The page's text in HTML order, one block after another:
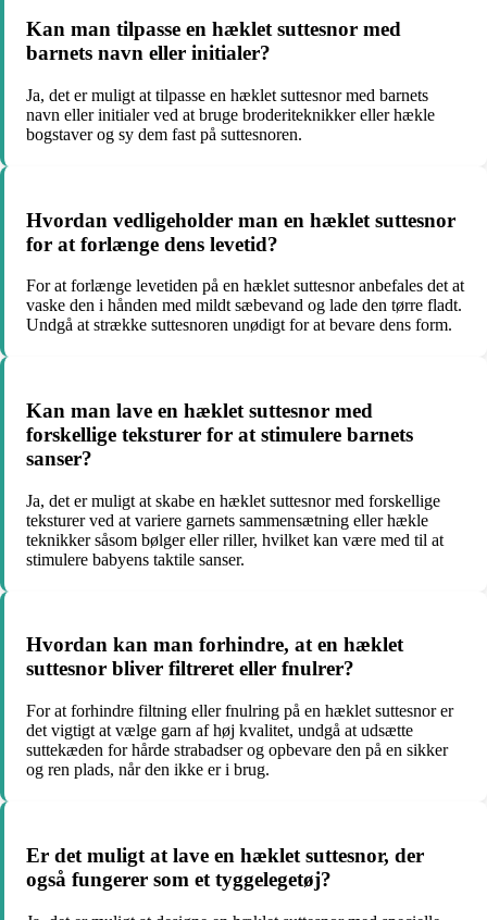
Kan man tilpasse en hæklet suttesnor med
barnets navn eller initialer?
Ja, det er muligt at tilpasse en hæklet suttesnor med barnets
navn eller initialer ved at bruge broderiteknikker eller hækle
bogstaver og sy dem fast på suttesnoren.
Hvordan vedligeholder man en hæklet suttesnor
for at forlænge dens levetid?
For at forlænge levetiden på en hæklet suttesnor anbefales det at
vaske den i hånden med mildt sæbevand og lade den tørre fladt.
Undgå at strække suttesnoren unødigt for at bevare dens form.
Kan man lave en hæklet suttesnor med
forskellige teksturer for at stimulere barnets
sanser?
Ja, det er muligt at skabe en hæklet suttesnor med forskellige
teksturer ved at variere garnets sammensætning eller hækle
teknikker såsom bølger eller riller, hvilket kan være med til at
stimulere babyens taktile sanser.
Hvordan kan man forhindre, at en hæklet
suttesnor bliver filtreret eller fnulrer?
For at forhindre filtning eller fnulring på en hæklet suttesnor er
det vigtigt at vælge garn af høj kvalitet, undgå at udsætte
suttekæden for hårde strabadser og opbevare den på en sikker
og ren plads, når den ikke er i brug.
Er det muligt at lave en hæklet suttesnor, der
også fungerer som et tyggelegetøj?